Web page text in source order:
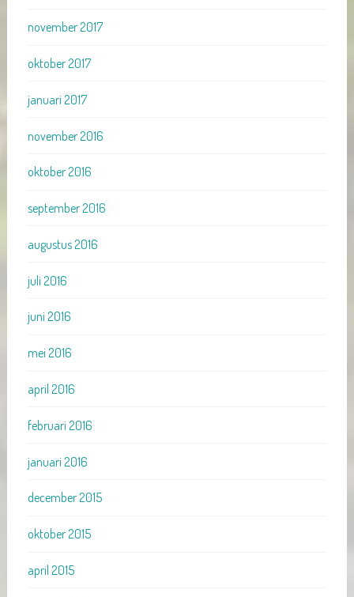
november 2017
oktober 2017
januari 2017
november 2016
oktober 2016
september 2016
augustus 2016
juli 2016
juni 2016
mei 2016
april 2016
februari 2016
januari 2016
december 2015
oktober 2015
april 2015